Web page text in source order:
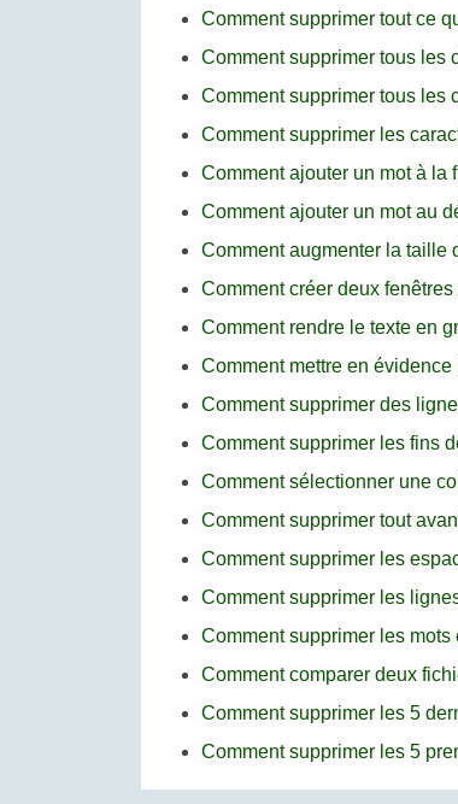
Comment supprimer tout ce
Comment supprimer tous les
Comment supprimer tous les
Comment supprimer les
Comment ajouter un mot à la
Comment ajouter un mot au
Comment augmenter la taille
Comment créer deux
Comment rendre le texte en
Comment mettre en
Comment supprimer des
Comment supprimer les fins
Comment sélectionner une
Comment supprimer tout
Comment supprimer les
Comment supprimer les
Comment supprimer les
Comment comparer deux
Comment supprimer les 5
Comment supprimer les 5